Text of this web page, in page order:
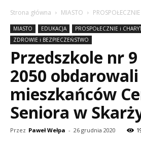
Strona główna MIASTO
MIASTO EDUKACJA
PROSPOŁECZNIE i
ZDROWIE i BEZPIECZEŃSTWO
Przedszkole nr
2050 obdarowali
mieszkańców
Seniora w
Przez Paweł Wełpa - 26 grudnia 2020